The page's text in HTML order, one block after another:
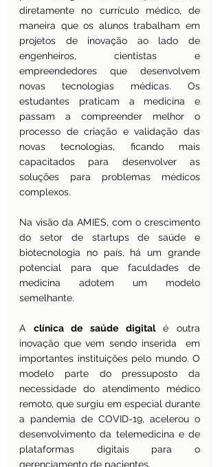
diretamente no currículo médico, de
maneira que os alunos trabalham em
projetos de inovação ao lado de
engenheiros, cientistas e
empreendedores que desenvolvem
novas tecnologias médicas. Os
estudantes praticam a medicina e
passam a compreender melhor o
processo de criação e validação das
novas tecnologias, ficando mais
capacitados para desenvolver as
soluções para problemas médicos
complexos.
Na visão da AMIES, com o crescimento
do setor de startups de saúde e
biotecnologia no país, há um grande
potencial para que faculdades de
medicina adotem um modelo
semelhante.
A clínica de saúde digital é outra
inovação que vem sendo inserida  em
importantes instituições pelo mundo. O
modelo parte do pressuposto da
necessidade do atendimento médico
remoto, que surgiu em especial durante
a pandemia de COVID-19, acelerou o
desenvolvimento da telemedicina e de
plataformas digitais para o
gerenciamento de pacientes.